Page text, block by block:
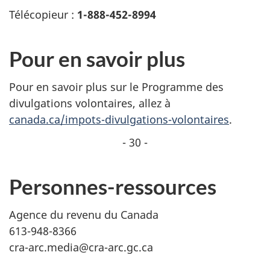
Télécopieur : 1-888-452-8994
Pour en savoir plus
Pour en savoir plus sur le Programme des
divulgations volontaires, allez à
canada.ca/impots-divulgations-volontaires.
- 30 -
Personnes-ressources
Agence du revenu du Canada
613-948-8366
cra-arc.media@cra-arc.gc.ca